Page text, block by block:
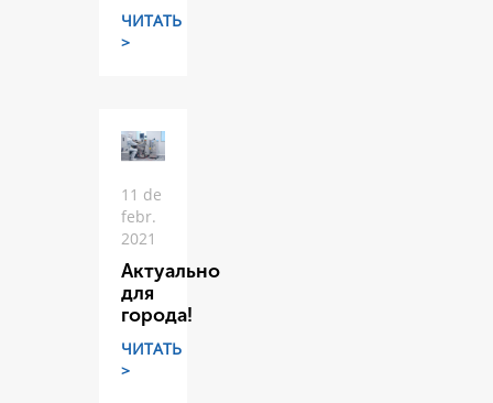
ЧИТАТЬ
>
11 de
febr.
2021
Актуально
для
города!
ЧИТАТЬ
>